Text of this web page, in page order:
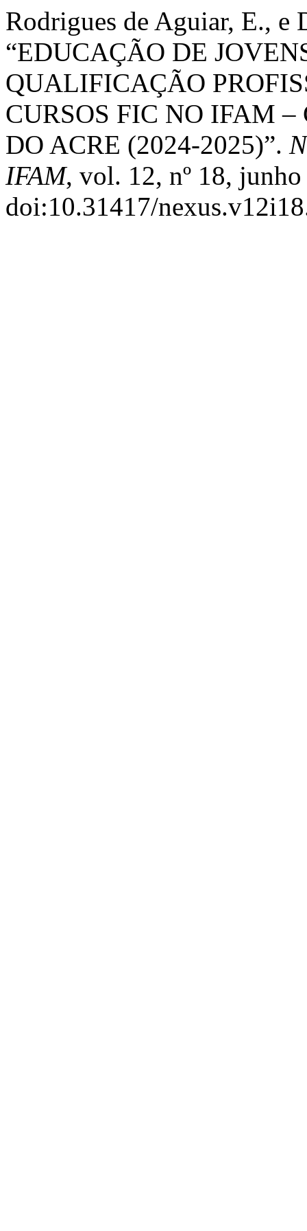
Rodrigues de Aguiar, E., e
“EDUCAÇÃO DE
QUALIFICAÇÃO
CURSOS FIC NO IFAM
DO ACRE (2024-2025)”.
IFAM, vol. 12, nº 18,
doi:10.31417/